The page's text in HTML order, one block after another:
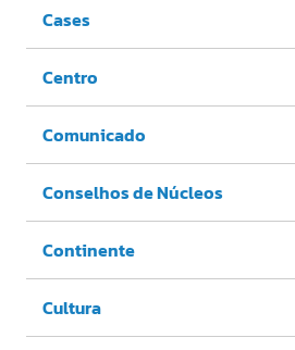
Cases
Centro
Comunicado
Conselhos de Núcleos
Continente
Cultura